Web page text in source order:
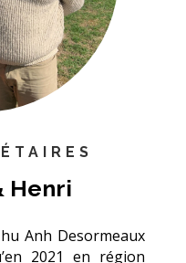
Henri
Anh Desormeaux
2021 en région